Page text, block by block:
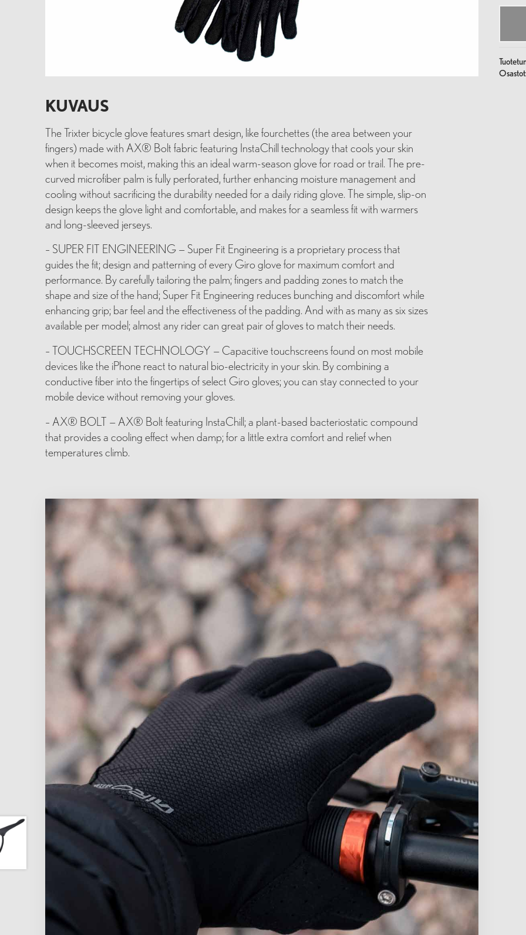
määrä
KUVAUS
The Trixter bicycle glove features smart design, like fourchettes (the area between your
fingers) made with AX® Bolt fabric featuring InstaChill technology that cools your skin
when it becomes moist, making this an ideal warm-season glove for road or trail. The pre-
curved microfiber palm is fully perforated, further enhancing moisture management and
cooling without sacrificing the durability needed for a daily riding glove. The simple, slip-on
design keeps the glove light and comfortable, and makes for a seamless fit with warmers
and long-sleeved jerseys.
– SUPER FIT ENGINEERING — Super Fit Engineering is a proprietary process that
guides the fit; design and patterning of every Giro glove for maximum comfort and
performance. By carefully tailoring the palm; fingers and padding zones to match the
shape and size of the hand; Super Fit Engineering reduces bunching and discomfort while
enhancing grip; bar feel and the effectiveness of the padding. And with as many as six sizes
available per model; almost any rider can great pair of gloves to match their needs.
– TOUCHSCREEN TECHNOLOGY — Capacitive touchscreens found on most mobile
devices like the iPhone react to natural bio-electricity in your skin. By combining a
conductive fiber into the fingertips of select Giro gloves; you can stay connected to your
mobile device without removing your gloves.
– AX® BOLT — AX® Bolt featuring InstaChill; a plant-based bacteriostatic compound
that provides a cooling effect when damp; for a little extra comfort and relief when
temperatures climb.